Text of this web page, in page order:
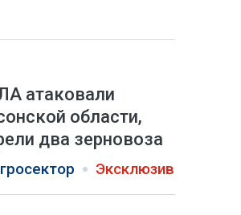
атаковали
области,
два зерновоза
Эксклюзив